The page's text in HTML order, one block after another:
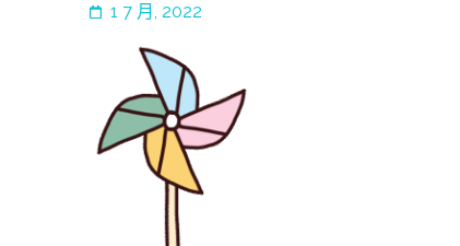
1 7 月, 2022